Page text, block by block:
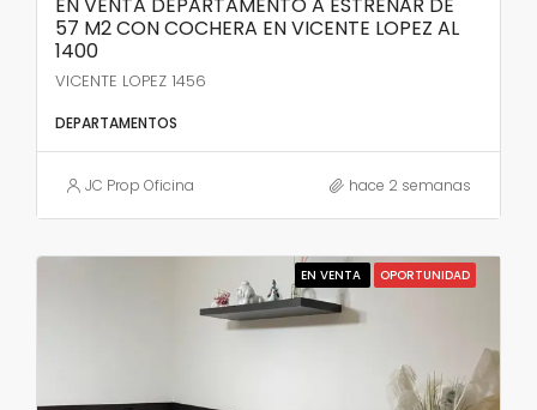
EN VENTA DEPARTAMENTO A ESTRENAR DE
57 M2 CON COCHERA EN VICENTE LOPEZ AL
1400
VICENTE LOPEZ 1456
DEPARTAMENTOS
JC Prop Oficina hace 2 semanas
EN VENTA OPORTUNIDAD